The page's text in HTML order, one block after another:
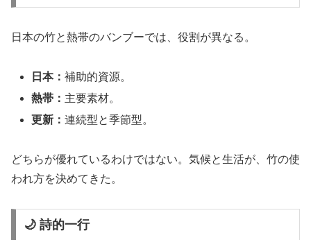
日本の竹と熱帯のバンブーでは、役割が異なる。
日本：補助的資源。
熱帯： 主要素材。
更新：連続型と季節型。
どちらが優れているわけではない。気候と生活が、竹の使
われ方を決めてきた。
🌙 詩的一行